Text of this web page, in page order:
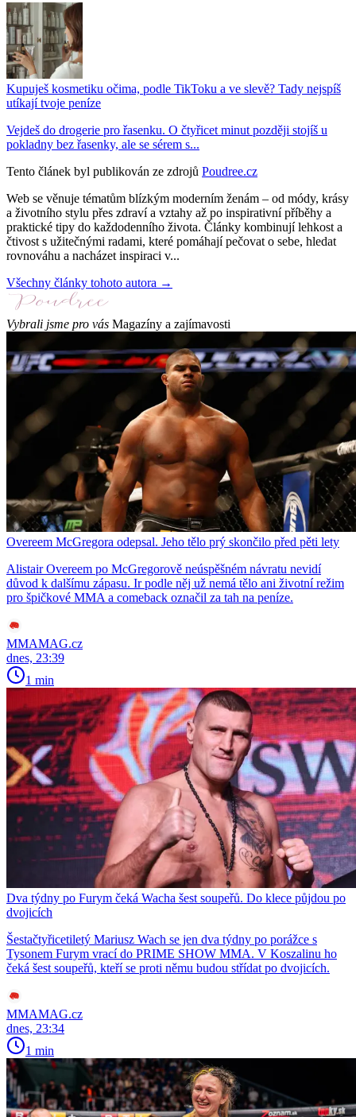
Kupuješ kosmetiku očima, podle TikToku a ve slevě? Tady nejspíš
utíkají tvoje peníze
Vejdeš do drogerie pro řasenku. O čtyřicet minut později stojíš u
pokladny bez řasenky, ale se sérem s...
Tento článek byl publikován ze zdrojů Poudree.cz
Web se věnuje tématům blízkým moderním ženám – od módy, krásy
a životního stylu přes zdraví a vztahy až po inspirativní příběhy a
praktické tipy do každodenního života. Články kombinují lehkost a
čtivost s užitečnými radami, které pomáhají pečovat o sebe, hledat
rovnováhu a nacházet inspiraci v...
Všechny články tohoto autora →
Vybrali jsme pro vás Magazíny a zajímavosti
Overeem McGregora odepsal. Jeho tělo prý skončilo před pěti lety
Alistair Overeem po McGregorově neúspěšném návratu nevidí
důvod k dalšímu zápasu. Ir podle něj už nemá tělo ani životní režim
pro špičkové MMA a comeback označil za tah na peníze.
MMAMAG.cz
dnes, 23:39
1 min
Dva týdny po Furym čeká Wacha šest soupeřů. Do klece půjdou po
dvojicích
Šestačtyřicetiletý Mariusz Wach se jen dva týdny po porážce s
Tysonem Furym vrací do PRIME SHOW MMA. V Koszalinu ho
čeká šest soupeřů, kteří se proti němu budou střídat po dvojicích.
MMAMAG.cz
dnes, 23:34
1 min